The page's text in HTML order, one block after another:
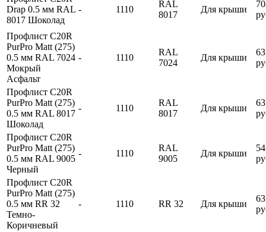
Drap 0.5 мм RAL
8017 Шоколад
- 1110
RAL
8017
Для крыши
Профлист С20R
PurPro Matt (275)
0.5 мм RAL 7024
Мокрый
Асфальт
- 1110
RAL
7024
Для крыши
Профлист С20R
PurPro Matt (275)
0.5 мм RAL 8017
Шоколад
- 1110
RAL
8017
Для крыши
Профлист С20R
PurPro Matt (275)
0.5 мм RAL 9005
Черный
- 1110
RAL
9005
Для крыши
Профлист С20R
PurPro Matt (275)
0.5 мм RR 32
Темно-
Коричневый
- 1110 RR 32 Для крыши